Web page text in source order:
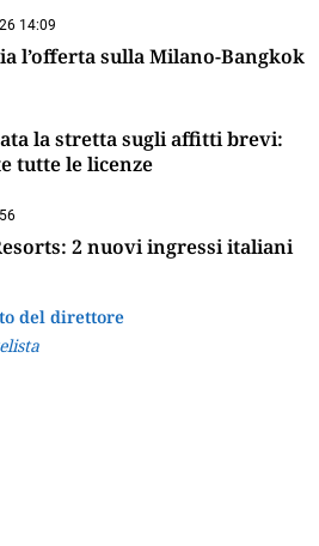
14:09
l’offerta sulla Milano-Bangkok
la stretta sugli affitti brevi:
tutte le licenze
2 nuovi ingressi italiani
del direttore